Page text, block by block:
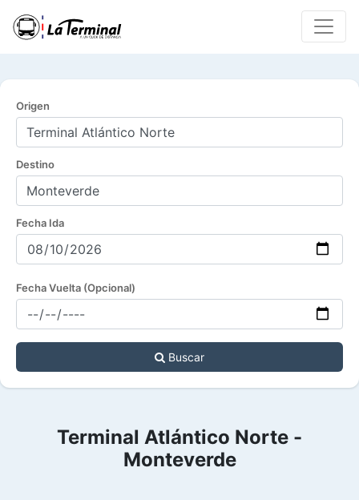
Origen
Destino
Fecha Ida
Fecha Vuelta (Opcional)
Buscar
Terminal Atlántico Norte -
Monteverde